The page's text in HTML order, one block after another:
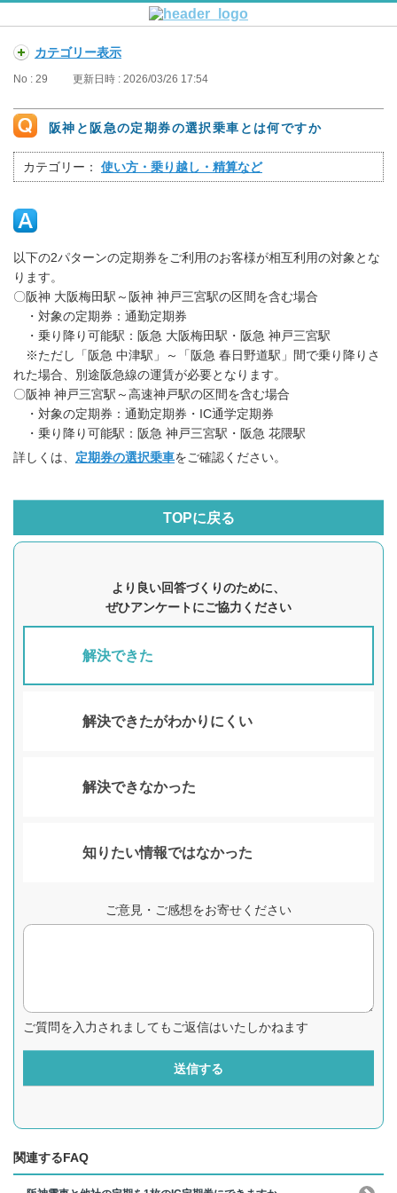
カテゴリー表示
No : 29 更新日時 : 2026/03/26 17:54
阪神と阪急の定期券の選択乗車とは何ですか
カテゴリー： 使い方・乗り越し・精算など
以下の2パターンの定期券をご利用のお客様が相互利用の対象とな
ります。
〇阪神 大阪梅田駅～阪神 神戸三宮駅の区間を含む場合
・対象の定期券：通勤定期券
・乗り降り可能駅：阪急 大阪梅田駅・阪急 神戸三宮駅
※ただし「阪急 中津駅」～「阪急 春日野道駅」間で乗り降りさ
れた場合、別途阪急線の運賃が必要となります。
〇阪神 神戸三宮駅～高速神戸駅の区間を含む場合
・対象の定期券：通勤定期券・IC通学定期券
・乗り降り可能駅：阪急 神戸三宮駅・阪急 花隈駅
詳しくは、 定期券の選択乗車をご確認ください。
TOPに戻る
より良い回答づくりのために、
ぜひアンケートにご協力ください
解決できた
解決できたがわかりにくい
解決できなかった
知りたい情報ではなかった
ご意見・ご感想をお寄せください
ご質問を入力されましてもご返信はいたしかねます
送信する
関連するFAQ